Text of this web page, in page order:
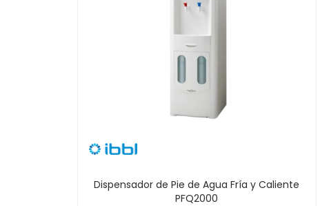
Dispensador de Pie de Agua Fría y Caliente
PFQ2000